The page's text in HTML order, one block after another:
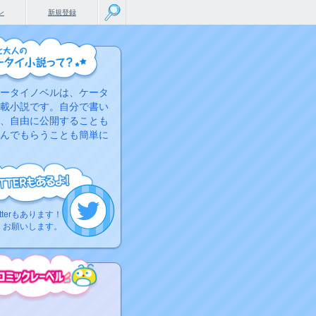
新規登録
タイノベルは、ケータ
小説です。自分で書い
自由に公開することも
でもらうことも簡単に
もあります！
願いします。